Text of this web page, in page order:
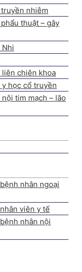
nhiễm
thuật – gây
Nhi
chiên khoa
học cổ truyền
tim mạch – lão
nhân ngoại
viên y tế
nhân nội